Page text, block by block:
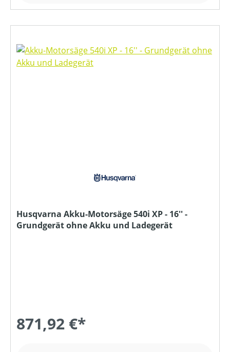
Husqvarna Akku-Motorsäge 540i XP - 16'' -
Grundgerät ohne Akku und Ladegerät
871,92 €*